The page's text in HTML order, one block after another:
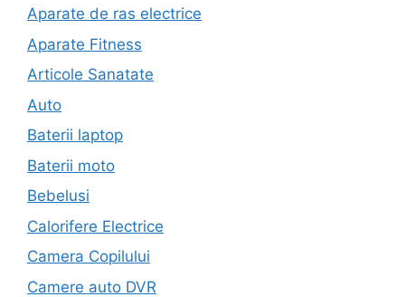
Aparate de ras electrice
Aparate Fitness
Articole Sanatate
Auto
Baterii laptop
Baterii moto
Bebelusi
Calorifere Electrice
Camera Copilului
Camere auto DVR